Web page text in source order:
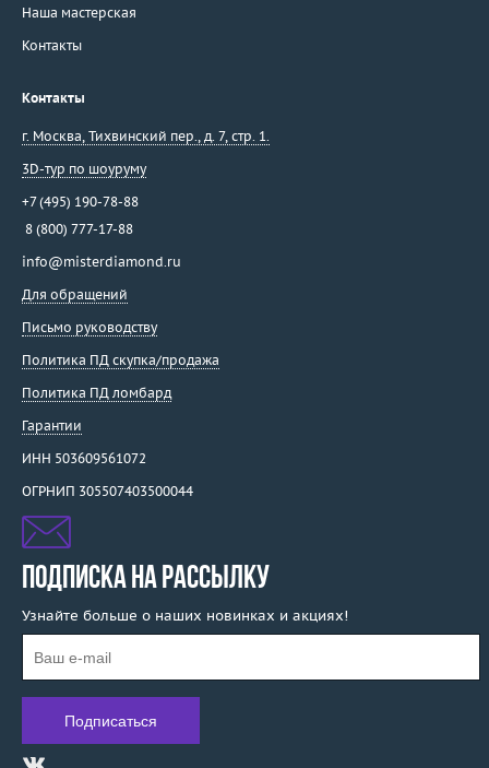
Наша мастерская
Контакты
Контакты
г. Москва, Тихвинский пер., д. 7, стр. 1.
3D-тур по шоуруму
+7 (495) 190-78-88
8 (800) 777-17-88
info@misterdiamond.ru
Для обращений
Письмо руководству
Политика ПД скупка/продажа
Политика ПД ломбард
Гарантии
ИНН 503609561072
ОГРНИП 305507403500044
ПОДПИСКА НА РАССЫЛКУ
Узнайте больше о наших новинках и акциях!